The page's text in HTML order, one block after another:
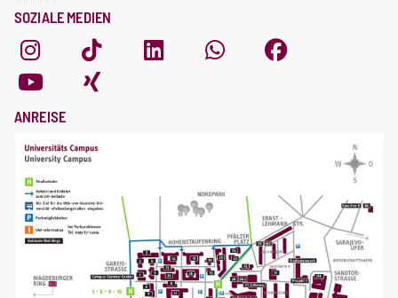
SOZIALE MEDIEN
ANREISE